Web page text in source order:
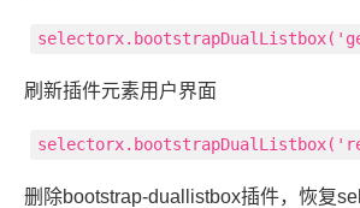
刷新插件元素用户界面
删除bootstrap-duallistbox插件，恢复